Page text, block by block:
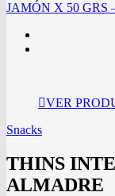
JAMÓN X 50 GRS
VER
Snacks
THINS
ALMADRE